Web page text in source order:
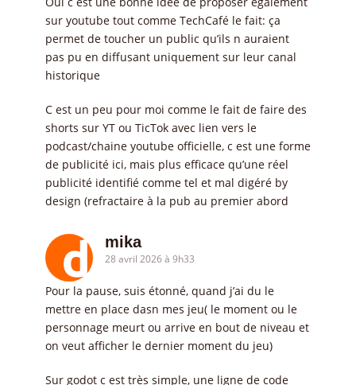
sur youtube tout comme TechCafé le fait: ça
permet de toucher un public qu’ils n auraient
pas pu en diffusant uniquement sur leur canal
historique
C est un peu pour moi comme le fait de faire des
shorts sur YT ou TicTok avec lien vers le
podcast/chaine youtube officielle, c est une forme
de publicité ici, mais plus efficace qu’une réel
publicité identifié comme tel et mal digéré by
design (refractaire à la pub au premier abord
mika
28 avril 2026 à 9h33
Pour la pause, suis étonné, quand j’ai du le
mettre en place dasn mes jeu( le moment ou le
personnage meurt ou arrive en bout de niveau et
on veut afficher le dernier moment du jeu)
Sur godot c est très simple, une ligne de code